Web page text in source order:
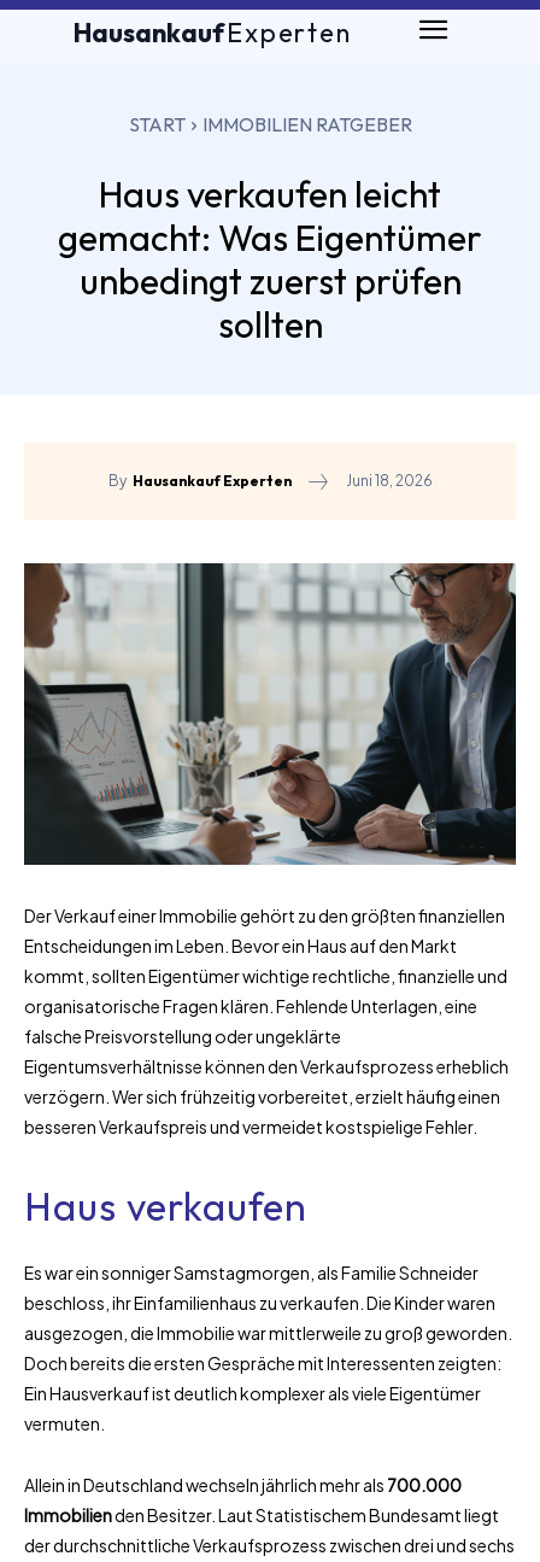
HausankaufExperten
START IMMOBILIEN RATGEBER
Haus verkaufen leicht
gemacht: Was Eigentümer
unbedingt zuerst prüfen
sollten
By Hausankauf Experten Juni 18, 2026
Der Verkauf einer Immobilie gehört zu den größten finanziellen
Entscheidungen im Leben. Bevor ein Haus auf den Markt
kommt, sollten Eigentümer wichtige rechtliche, finanzielle und
organisatorische Fragen klären. Fehlende Unterlagen, eine
falsche Preisvorstellung oder ungeklärte
Eigentumsverhältnisse können den Verkaufsprozess erheblich
verzögern. Wer sich frühzeitig vorbereitet, erzielt häufig einen
besseren Verkaufspreis und vermeidet kostspielige Fehler.
Haus verkaufen
Es war ein sonniger Samstagmorgen, als Familie Schneider
beschloss, ihr Einfamilienhaus zu verkaufen. Die Kinder waren
ausgezogen, die Immobilie war mittlerweile zu groß geworden.
Doch bereits die ersten Gespräche mit Interessenten zeigten:
Ein Hausverkauf ist deutlich komplexer als viele Eigentümer
vermuten.
Allein in Deutschland wechseln jährlich mehr als 700.000
Immobilienden Besitzer. Laut Statistischem Bundesamt liegt
der durchschnittliche Verkaufsprozess zwischen drei und sechs